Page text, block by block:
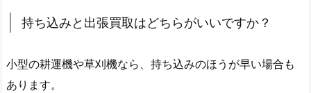
持ち込みと出張買取はどちらがいいですか？
小型の耕運機や草刈機なら、持ち込みのほうが早い場合も
あります。